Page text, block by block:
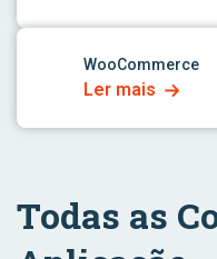
WooCommerce
Ler mais
Todas as